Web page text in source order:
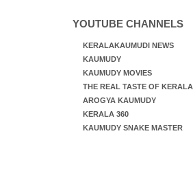
YOUTUBE CHANNELS
KERALAKAUMUDI NEWS
KAUMUDY
KAUMUDY MOVIES
THE REAL TASTE OF KERALA
AROGYA KAUMUDY
KERALA 360
KAUMUDY SNAKE MASTER